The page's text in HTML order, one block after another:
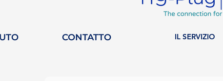
CONTATTO IL SERVIZIO